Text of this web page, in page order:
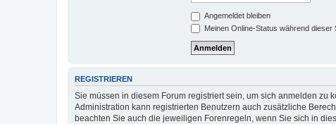
Angemeldet bleiben
Meinen Online-Status während dieser
REGISTRIEREN
Sie müssen in diesem Forum registriert sein, um sich anmelden
Administration kann registrierten Benutzern auch zusätzliche
beachten Sie auch die jeweiligen Forenregeln, wenn Sie sich in